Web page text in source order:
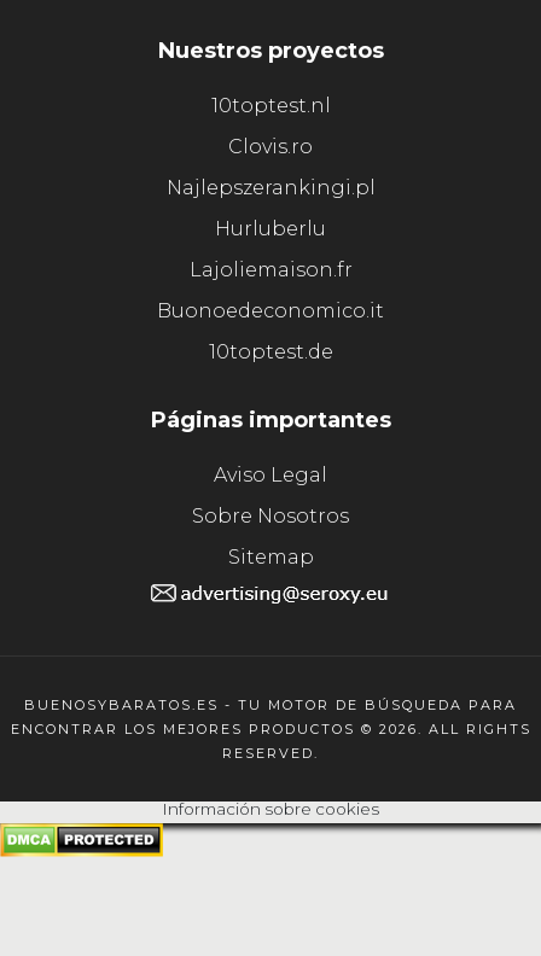
Nuestros proyectos
10toptest.nl
Clovis.ro
Najlepszerankingi.pl
Hurluberlu
Lajoliemaison.fr
Buonoedeconomico.it
10toptest.de
Páginas importantes
Aviso Legal
Sobre Nosotros
Sitemap
BUENOSYBARATOS.ES - TU MOTOR DE BÚSQUEDA PARA
ENCONTRAR LOS MEJORES PRODUCTOS © 2026. ALL RIGHTS
RESERVED.
Información sobre cookies